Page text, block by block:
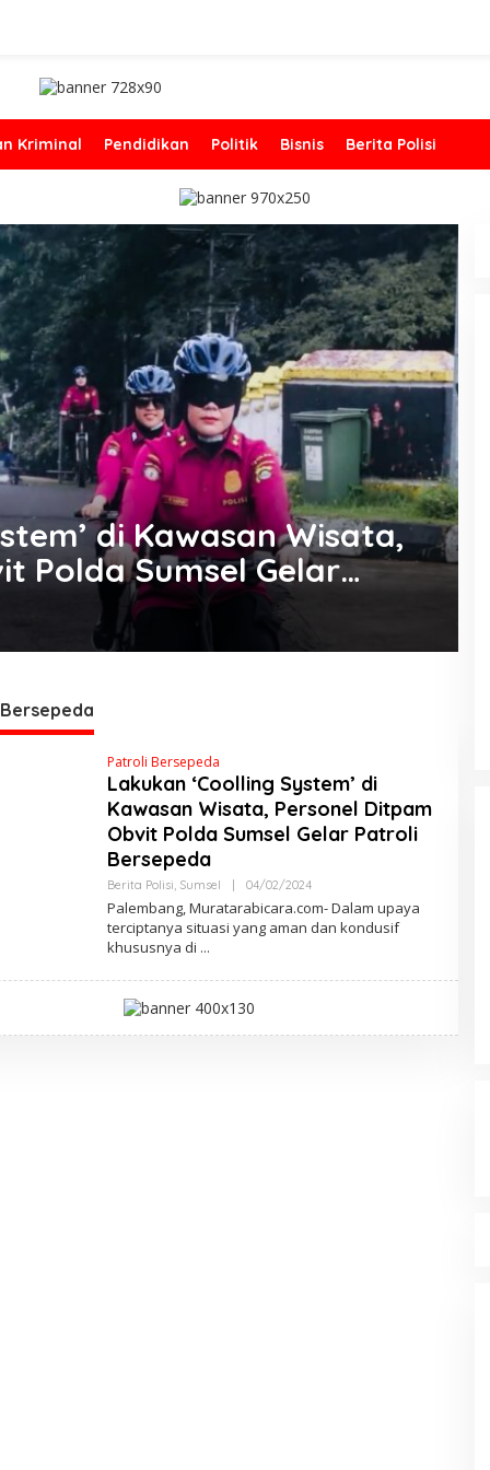
Kriminal Pendidikan Politik Bisnis Berita Polisi
di Kawasan Wisata,
Polda Sumsel Gelar
Patroli Bersepeda
Lakukan ‘Coolling System’ di
Kawasan Wisata, Personel Ditpam
Obvit Polda Sumsel Gelar Patroli
Bersepeda
Berita Polisi, Sumsel 04/02/2024O
E
H
R
A
Palembang, Muratarabicara.com- Dalam upaya
terciptanya situasi yang aman dan kondusif
khususnya di
DPRD Musi Rawas Utara Gelar
Paripurna LKPJ Tahun 2025
Di Muratara, Politik | 21/04/2026